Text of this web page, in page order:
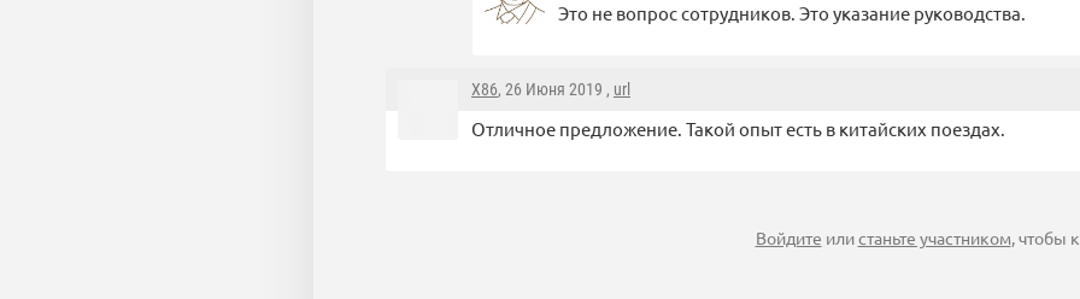
Это не вопрос сотрудников. Это указание руководства.
X86, 26 Июня 2019 , url
Отличное предложение. Такой опыт есть в китайских поездах.
Войдите илистаньте участником, чтобы